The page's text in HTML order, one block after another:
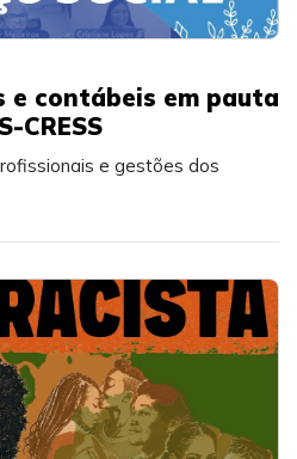
e contábeis em pauta
CRESS
e gestões dos